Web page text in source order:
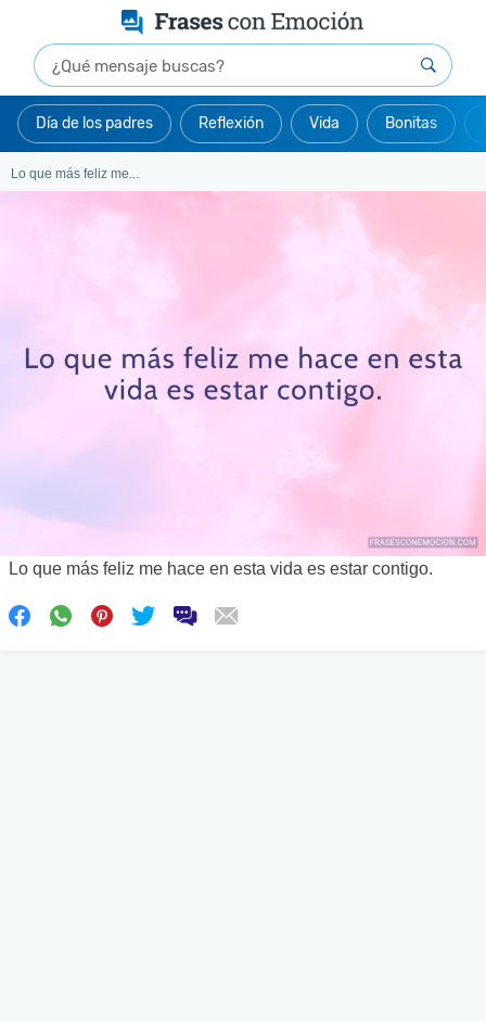
Día de los padres Reflexión Vida Bonitas
Lo que más feliz me...
Lo que más feliz me hace en esta vida es estar contigo.